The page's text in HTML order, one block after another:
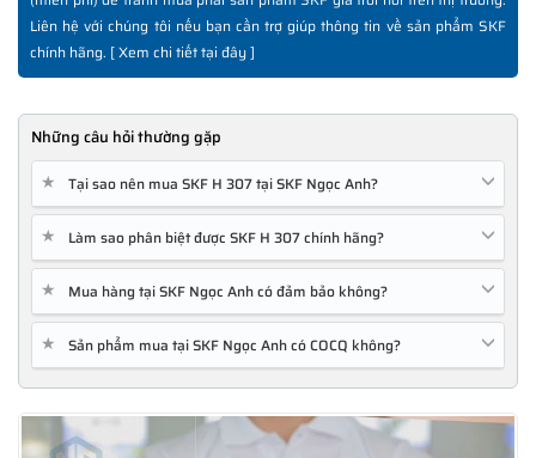
Liên hệ với chúng tôi nếu bạn cần trợ giúp thông tin về sản phẩm SKF
chính hãng. [Xem chi tiết tại đây]
Những câu hỏi thường gặp
★ Tại sao nên mua SKF H 307 tại SKF Ngọc Anh?
★ Làm sao phân biệt được SKF H 307 chính hãng?
★ Mua hàng tại SKF Ngọc Anh có đảm bảo không?
★ Sản phẩm mua tại SKF Ngọc Anh có COCQ không?